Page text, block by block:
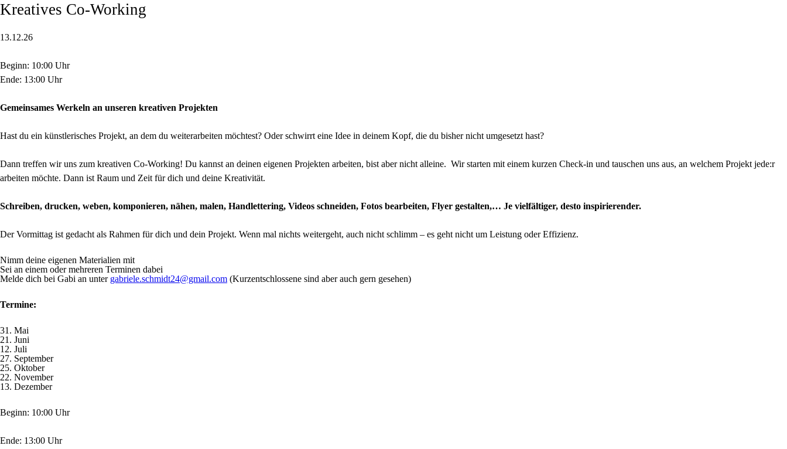
Kreatives Co-Working
13.12.26
Beginn: 10:00 Uhr
Ende: 13:00 Uhr
Gemeinsames Werkeln an unseren kreativen Projekten
Hast du ein künstlerisches Projekt, an dem du weiterarbeiten möchtest? Oder schwirrt eine Idee in deinem Kopf, die du bisher nicht umgesetzt hast?
Dann treffen wir uns zum kreativen Co-Working! Du kannst an deinen eigenen Projekten arbeiten, bist aber nicht alleine. Wir starten mit einem kurzen Check-in und tauschen uns aus, an welchem Projekt jede:r
arbeiten möchte. Dann ist Raum und Zeit für dich und deine Kreativität.
Schreiben, drucken, weben, komponieren, nähen, malen, Handlettering, Videos schneiden, Fotos bearbeiten, Flyer gestalten,… Je vielfältiger, desto inspirierender.
Der Vormittag ist gedacht als Rahmen für dich und dein Projekt. Wenn mal nichts weitergeht, auch nicht schlimm – es geht nicht um Leistung oder Effizienz.
Nimm deine eigenen Materialien mit
Sei an einem oder mehreren Terminen dabei
Melde dich bei Gabi an unter gabriele.schmidt24@gmail.com (Kurzentschlossene sind aber auch gern gesehen)
Termine:
31. Mai
21. Juni
12. Juli
27. September
25. Oktober
22. November
13. Dezember
Beginn: 10:00 Uhr
Ende: 13:00 Uhr